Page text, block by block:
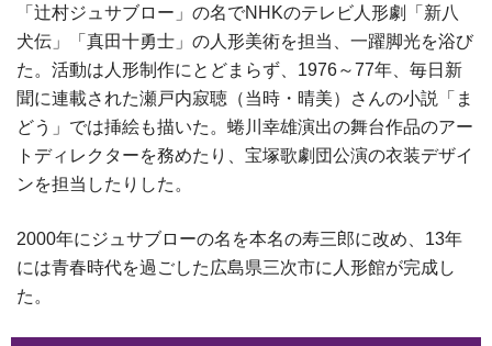
「辻村ジュサブロー」の名でNHKのテレビ人形劇「新八
犬伝」「真田十勇士」の人形美術を担当、一躍脚光を浴び
た。活動は人形制作にとどまらず、1976～77年、毎日新
聞に連載された瀬戸内寂聴（当時・晴美）さんの小説「ま
どう」では挿絵も描いた。蜷川幸雄演出の舞台作品のアー
トディレクターを務めたり、宝塚歌劇団公演の衣装デザイ
ンを担当したりした。
2000年にジュサブローの名を本名の寿三郎に改め、13年
には青春時代を過ごした広島県三次市に人形館が完成し
た。